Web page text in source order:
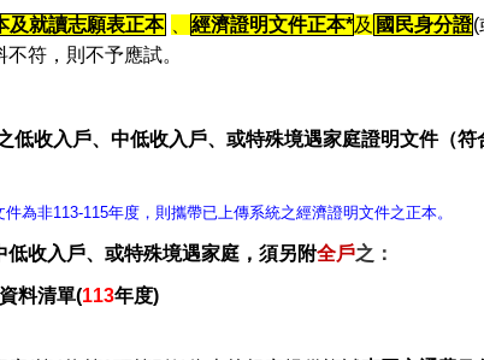
及就讀志願表正本 經濟證明文件正本*及 國民身分證(
符，則不予應試。
低收入戶、中低收入戶、或特殊境遇家庭證明文件（符
為非113-115年度，則攜帶已上傳系統之經濟證明文件之正本。
低收入戶、或特殊境遇家庭，須另附全戶之：
料清單(113年度)